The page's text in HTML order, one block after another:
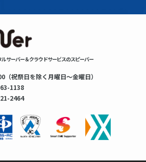
サーバー＆クラウドサービスのスピーバー
祝祭日を除く月曜日～金曜日）
1138
2464